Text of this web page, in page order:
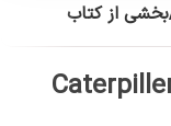
از کتاب